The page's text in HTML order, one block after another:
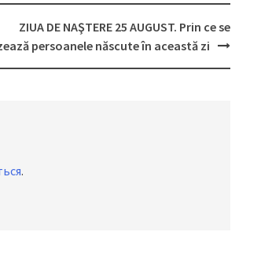
ZIUA DE NAŞTERE 25 AUGUST. Prin ce se
persoanele născute în această zi
.